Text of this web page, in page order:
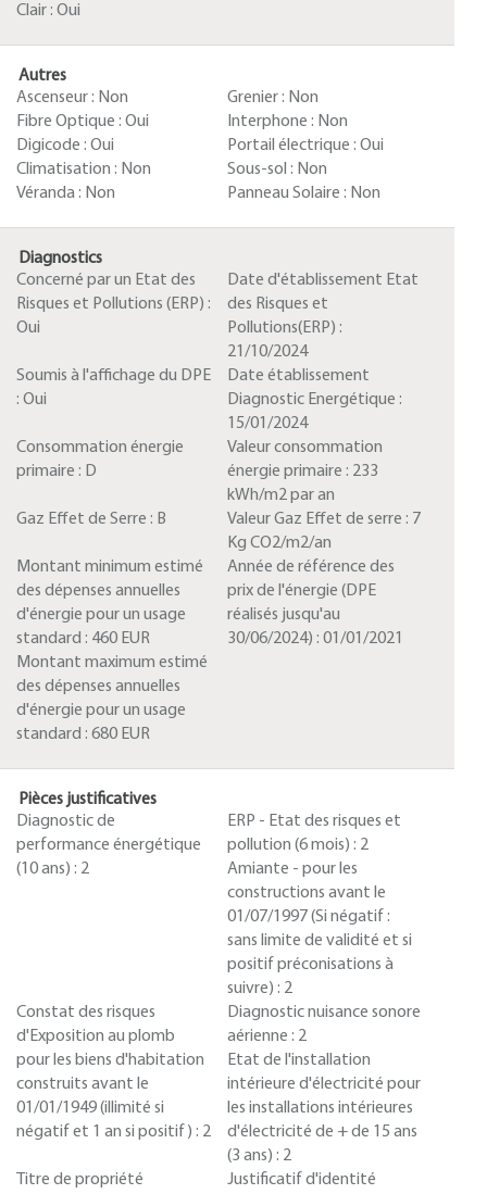
Clair : Oui
Autres
Ascenseur : Non Grenier : Non
Fibre Optique : Oui Interphone : Non
Digicode : Oui Portail électrique : Oui
Climatisation : Non Sous-sol : Non
Véranda : Non Panneau Solaire : Non
Diagnostics
Concerné par un Etat des
Risques et Pollutions (ERP) :
Oui
Date d'établissement Etat
des Risques et
Pollutions(ERP) :
21/10/2024
Soumis à l'affichage du DPE
: Oui
Date établissement
Diagnostic Energétique :
15/01/2024
Consommation énergie
primaire : D
Valeur consommation
énergie primaire : 233
kWh/m2 par an
Gaz Effet de Serre : B Valeur Gaz Effet de serre : 7
Kg CO2/m2/an
Montant minimum estimé
des dépenses annuelles
d'énergie pour un usage
standard : 460 EUR
Année de référence des
prix de l'énergie (DPE
réalisés jusqu'au
30/06/2024) : 01/01/2021
Montant maximum estimé
des dépenses annuelles
d'énergie pour un usage
standard : 680 EUR
Pièces justificatives
Diagnostic de
performance énergétique
(10 ans) : 2
ERP - Etat des risques et
pollution (6 mois) : 2
Amiante - pour les
constructions avant le
01/07/1997 (Si négatif :
sans limite de validité et si
positif préconisations à
suivre) : 2
Constat des risques
d'Exposition au plomb
pour les biens d'habitation
construits avant le
01/01/1949 (illimité si
négatif et 1 an si positif) : 2
Diagnostic nuisance sonore
aérienne : 2
Etat de l'installation
intérieure d'électricité pour
les installations intérieures
d'électricité de + de 15 ans
(3 ans) : 2
Titre de propriété
Justificatif d'identité